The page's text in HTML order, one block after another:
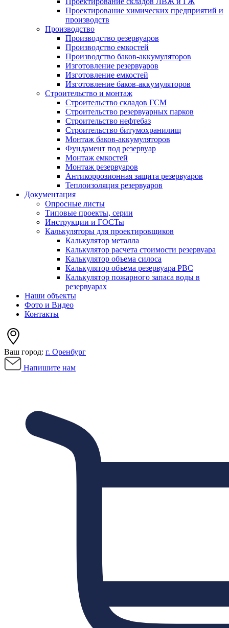
Проектирование химических предприятий и
производств
Производство
Производство резервуаров
Производство емкостей
Производство баков-аккумуляторов
Изготовление резервуаров
Изготовление емкостей
Изготовление баков-аккумуляторов
Строительство и монтаж
Строительство складов ГСМ
Строительство резервуарных парков
Строительство нефтебаз
Строительство битумохранилищ
Монтаж баков-аккумуляторов
Фундамент под резервуар
Монтаж емкостей
Монтаж резервуаров
Антикоррозионная защита резервуаров
Теплоизоляция резервуаров
Документация
Опросные листы
Типовые проекты, серии
Инструкции и ГОСТы
Калькуляторы для проектировщиков
Калькулятор металла
Калькулятор расчета стоимости резервуара
Калькулятор объема силоса
Калькулятор объема резервуара РВС
Калькулятор пожарного запаса воды в
резервуарах
Наши объекты
Фото и Видео
Контакты
Ваш город: г. Оренбург
Напишите нам